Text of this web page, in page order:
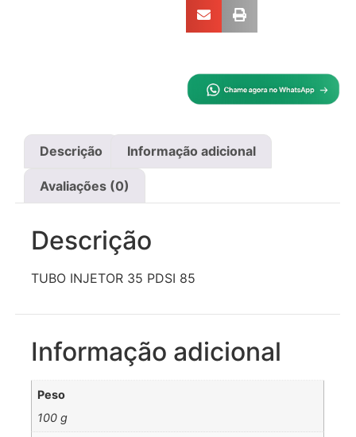
Descrição Informação adicional
Avaliações (0)
Descrição
TUBO INJETOR 35 PDSI 85
Informação adicional
Peso
100 g